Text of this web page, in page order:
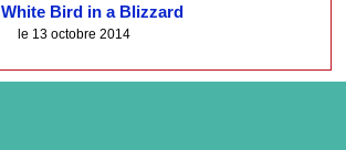
White Bird in a Blizzard
le 13 octobre 2014